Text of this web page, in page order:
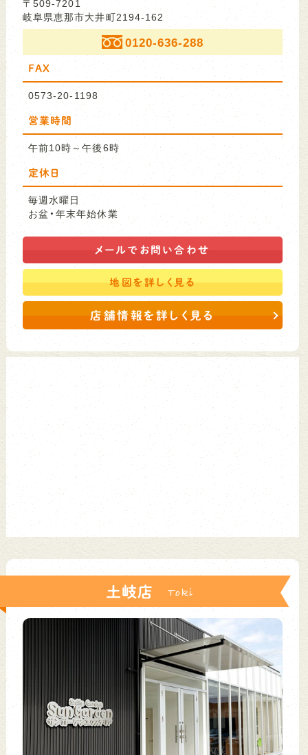
〒509-7201
岐阜県恵那市大井町2194-162
0120-636-288
FAX
0573-20-1198
営業時間
午前10時～午後6時
定休日
毎週水曜日
お盆・年末年始休業
メールで お問い合わせ
地図を詳しく見る
店舗情報を詳しく見る
土岐店